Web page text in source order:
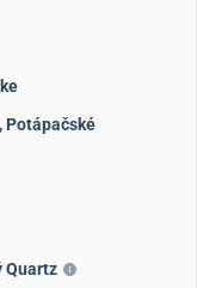
, Potápačské
Quartz